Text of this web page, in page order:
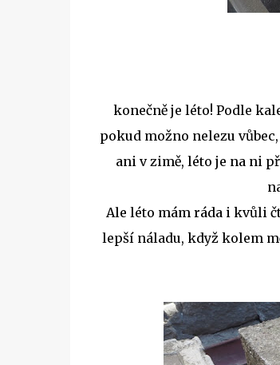
konečně je léto! Podle
pokud možno nelezu
ani v zimě, léto je na ni
Ale léto mám ráda i kvůli
lepší náladu, když kolem